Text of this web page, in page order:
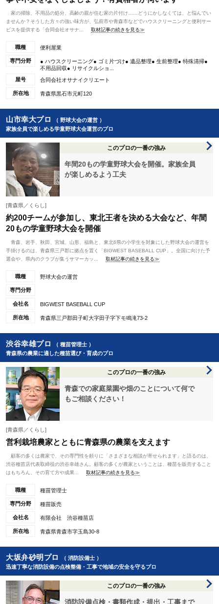
家の掃除、不用品の処分、高齢の親が住む家の片付け……どうにかしなくては、と悩んでい
ませんか？そうした方々の強い味方が、弘前市や青森市などでハウスクリーニングと便利サー
ビスを提供する「合同会社オサナ...
取材記事の続きを見る≫
職種 便利屋業
専門分野
● ハウスクリーニング● ゴミ片づけ● 遺品整理● 生前整理● 特殊清掃●
不用品回収● リサイクルショ...
屋号
合同会社オサナイクリエート
所在地 青森県黒石市元町120
山市幸大プロ
（ 野球大会の運営 ）
家族全員で楽しめる学童野球大会運営のプロ
このプロの一番の強み
年間20もの学童野球大会を開催。家族全員
が楽しめるよう工夫
[青森県／くらし]
約200チームが参加し、東北王者を決める大会など、年間
20もの学童野球大会を開催
青森、岩手、秋田、宮城、山形、福島と、東北6県の小学生を対象にした野球大会の運営を
手掛けるのは、青森県三戸郡に拠点を置く「BIGWEST BASEBALL CUP」。全国に向けた予
選会や、県内のクラブが集うサマーカッ...
取材記事の続きを見る≫
職種 野球大会の運営
専門分野
会社名 BIGWEST BASEBALL CUP
所在地 青森県三戸郡田子町大字田子字下モ鳴滝73-2
渋谷幸雄プロ
（ 種苗管理士 ）
青森県の農業に適した種苗選び・育成のプロ
このプロの一番の強み
青森での家庭菜園や畑のことについて何で
もご相談ください！
[青森県／くらし]
営利栽培農家とともに青森県の農業を支えます
顧客の多くは農家で、その専門性を頼りに「さまざまな相談が寄せられます」と語るのは、
渋谷種苗店代表取締役の渋谷幸雄さん。顧客の多くが農家ということは、種苗を販売すること
はもちろん、その育て方や成果...
取材記事の続きを見る≫
職種 種苗管理士
専門分野 種苗販売
会社名 有限会社 渋谷種苗店
所在地 青森県青森市字玉島30-8
大坂弁砂明プロ
（ 消防設備士 ）
迅速丁寧な消防設備の点検整備・工事で地域の安全を守るプロ
このプロの一番の強み
消防設備点検・書類作成・提出・工事まで